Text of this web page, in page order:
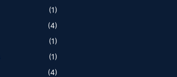
(1)
(4)
(1)
(1)
(4)